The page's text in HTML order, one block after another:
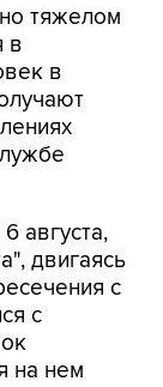
тяжелом
в
в
августа,
двигаясь
с
с
на нем